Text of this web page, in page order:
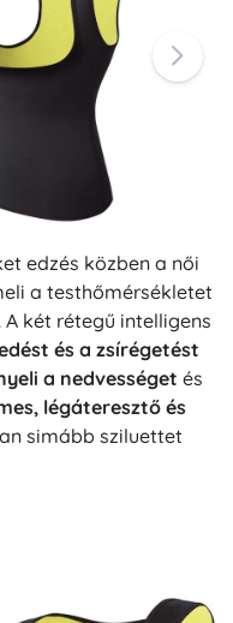
edzés közben a női
a testhőmérsékletet
két rétegű intelligens
és a zsírégetést
a nedvességet és
légáteresztő és
simább sziluettet